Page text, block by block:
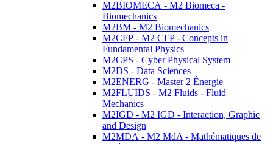
M2BIOMECA - M2 Biomeca -
Biomechanics
M2BM - M2 Biomechanics
M2CFP - M2 CFP - Concepts in
Fundamental Physics
M2CPS - Cyber Physical System
M2DS - Data Sciences
M2ENERG - Master 2 Énergie
M2FLUIDS - M2 Fluids - Fluid
Mechanics
M2IGD - M2 IGD - Interaction, Graphic
and Design
M2MDA - M2 MdA - Mathématiques de